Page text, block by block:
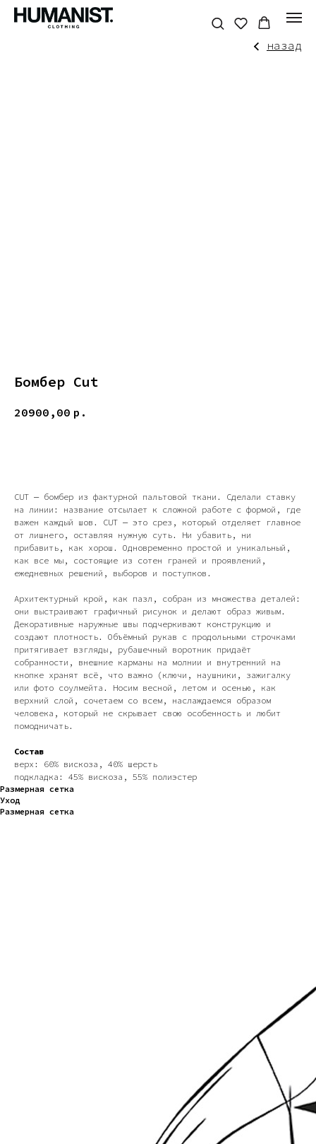
назад
Бомбер Cut
20900,00 р.
CUT — бомбер из фактурной пальтовой ткани. Сделали ставку
на линии: название отсылает к сложной работе с формой, где
важен каждый шов. CUT — это срез, который отделяет главное
от лишнего, оставляя нужную суть. Ни убавить, ни
прибавить, как хорош. Одновременно простой и уникальный,
как все мы, состоящие из сотен граней и проявлений,
ежедневных решений, выборов и поступков.
Архитектурный крой, как пазл, собран из множества деталей:
они выстраивают графичный рисунок и делают образ живым.
Декоративные наружные швы подчеркивают конструкцию и
создают плотность. Объёмный рукав с продольными строчками
притягивает взгляды, рубашечный воротник придаёт
собранности, внешние карманы на молнии и внутренний на
кнопке хранят всё, что важно (ключи, наушники, зажигалку
или фото соулмейта. Носим весной, летом и осенью, как
верхний слой, сочетаем со всем, наслаждаемся образом
человека, который не скрывает свою особенность и любит
помодничать.
Состав
верх: 60% вискоза, 40% шерсть
подкладка: 45% вискоза, 55% полиэстер
Размерная сетка
Уход
Размерная сетка